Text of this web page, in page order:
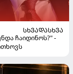
ᲡᲮᲕᲐᲓᲐᲡᲮᲕᲐ
ჩაიდინოს?" -